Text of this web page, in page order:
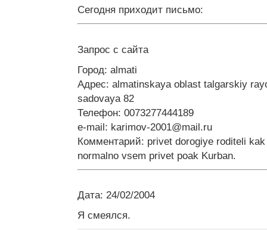
Сегодня приходит письмо:
Запрос с сайта
Город: almati
Адрес: almatinskaya oblast talgarskiy
sadovaya 82
Телефон: 0073277444189
e-mail: karimov-2001@mail.ru
Комментарий: privet dorogiye roditeli
normalno vsem privet poak Kurban.
Дата: 24/02/2004
Я смеялся.